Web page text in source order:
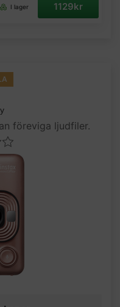
I lager 1129kr
föreviga ljudfiler.